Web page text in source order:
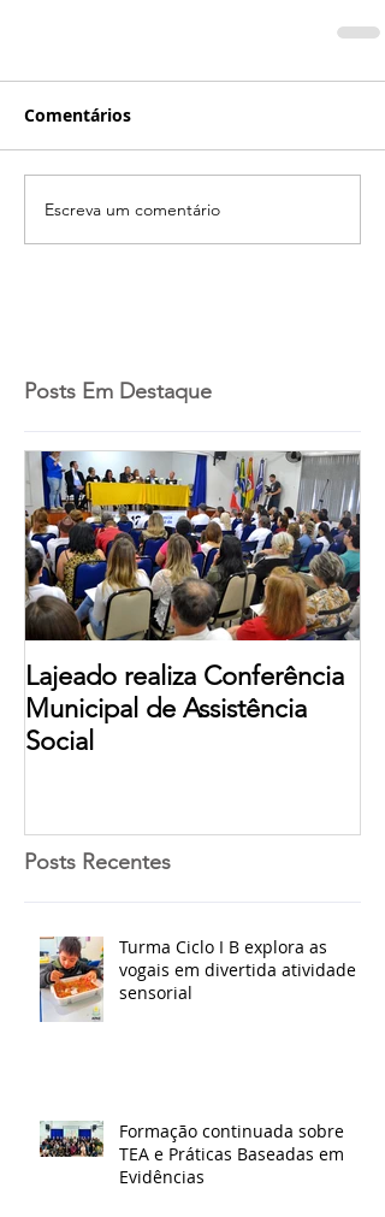
Comentários
Escreva um comentário
Posts Em Destaque
Lajeado realiza Conferência
Municipal de Assistência
Social
Posts Recentes
Turma Ciclo I B explora as
vogais em divertida atividade
sensorial
Formação continuada sobre
TEA e Práticas Baseadas em
Evidências